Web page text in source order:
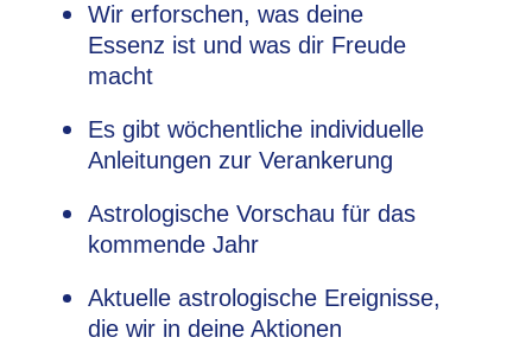
Wir erforschen, was deine
Essenz ist und was dir Freude
macht
Es gibt wöchentliche individuelle
Anleitungen zur Verankerung
Astrologische Vorschau für das
kommende Jahr
Aktuelle astrologische Ereignisse,
die wir in deine Aktionen